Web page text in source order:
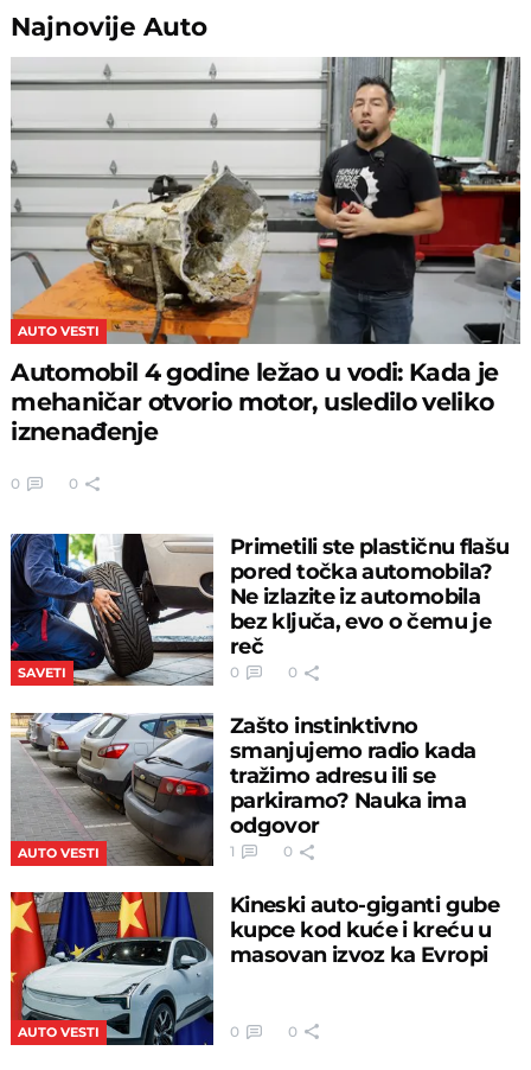
NajnovijeAuto
AUTO VESTI
Automobil 4 godine ležao u vodi: Kada je
mehaničar otvorio motor, usledilo veliko
iznenađenje
0 0
SAVETI
Primetili ste plastičnu flašu
pored točka automobila?
Ne izlazite iz automobila
bez ključa, evo o čemu je
reč
0 0
AUTO VESTI
Zašto instinktivno
smanjujemo radio kada
tražimo adresu ili se
parkiramo? Nauka ima
odgovor
1 0
AUTO VESTI
Kineski auto-giganti gube
kupce kod kuće i kreću u
masovan izvoz ka Evropi
0 0